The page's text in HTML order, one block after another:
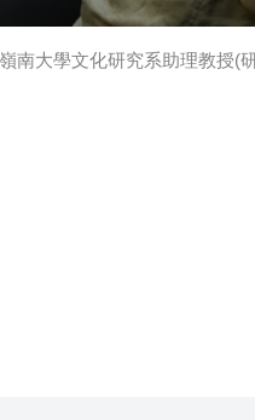
南大學文化研究系助理教授(